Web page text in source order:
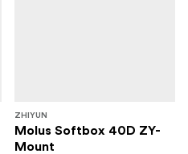
ZHIYUN
Molus Softbox 40D ZY-
Mount